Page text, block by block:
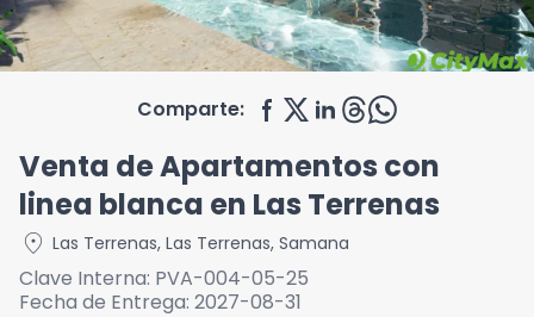
Comparte:
Venta de Apartamentos con
linea blanca en Las Terrenas
location_on Las Terrenas, Las Terrenas, Samana
Clave Interna: PVA-004-05-25
Fecha de Entrega: 2027-08-31